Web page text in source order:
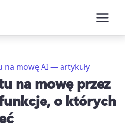
na mowę AI — artykuły
na mowę przez
o których